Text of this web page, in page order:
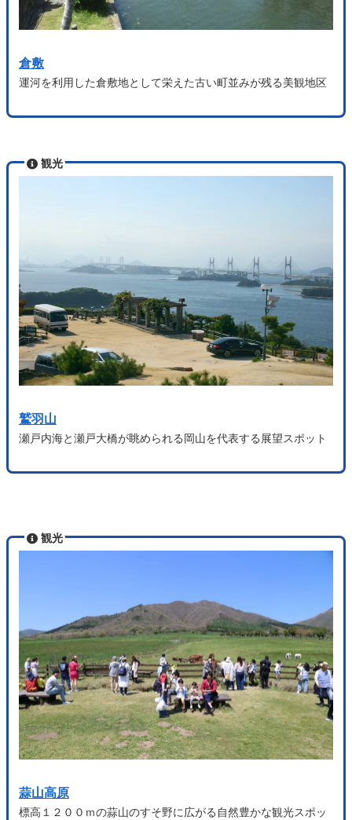
倉敷
運河を利用した倉敷地として栄えた古い町並みが残る美観地区
観光
鷲羽山
瀬戸内海と瀬戸大橋が眺められる岡山を代表する展望スポット
観光
蒜山高原
標高１２００ｍの蒜山のすそ野に広がる自然豊かな観光スポッ